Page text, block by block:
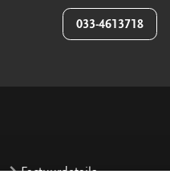
033-4613718
Factuurdetails